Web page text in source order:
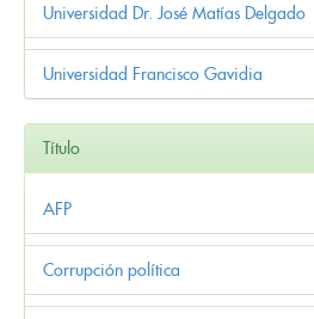
Universidad Dr. José Matías Delgado
Universidad Francisco Gavidia
Título
AFP
Corrupción política